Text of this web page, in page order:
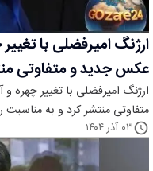
ارژنگ امیرفضلی با تغییر
عکس جدید و متفاوتی
ارژنگ امیرفضلی با تغییر چهره
متفاوتی منتشر کرد و به
۰۳ آذر ۱۴۰۴